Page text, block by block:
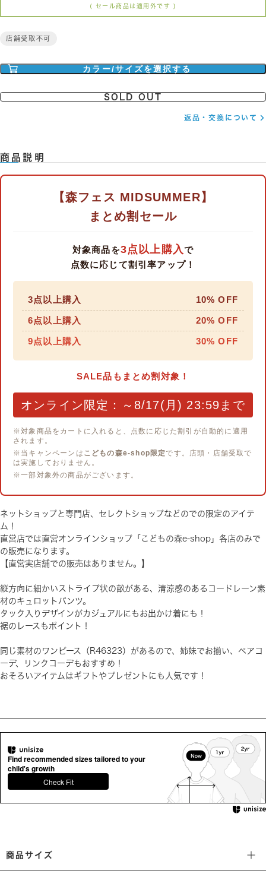
( セール商品は適用外です )
店舗受取不可
カラー/サイズを選択する
SOLD OUT
返品・交換について
商品説明
【森フェス MIDSUMMER】
まとめ割セール
対象商品を3点以上購入で
点数に応じて割引率アップ！
3点以上購入 10% OFF
6点以上購入 20% OFF
9点以上購入 30% OFF
SALE品もまとめ割対象！
オンライン限定：～8/17(月) 23:59まで
※対象商品をカートに入れると、点数に応じた割引が自動的に適用
されます。
※当キャンペーンは こどもの森e-shop限定です。店頭・店舗受取で
は実施しておりません。
※一部対象外の商品がございます。
ネットショップと専門店、セレクトショップなどのでの限定のアイテ
ム！
直営店では直営オンラインショップ「こどもの森e-shop」各店のみで
の販売になります。
【直営実店舗での販売はありません。】
縦方向に細かいストライプ状の畝がある、清涼感のあるコードレーン素
材のキュロットパンツ。
タック入りデザインがカジュアルにもお出かけ着にも！
裾のレースもポイント！
同じ素材のワンピース（R46323）があるので、姉妹でお揃い、ペアコ
ーデ、リンクコーデもおすすめ！
おそろいアイテムはギフトやプレゼントにも人気です！
Find recommended sizes tailored to your
child's growth
Check Fit
商品サイズ